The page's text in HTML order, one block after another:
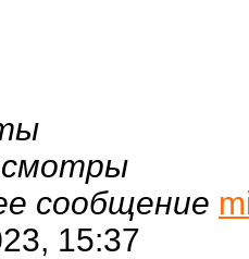
сообщение
15:37